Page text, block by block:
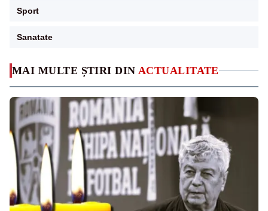
MAI MULTE ȘTIRI DIN ACTUALITATE
Sport
Sanatate